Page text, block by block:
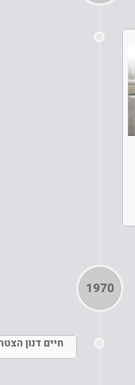
1970
חיים דנון